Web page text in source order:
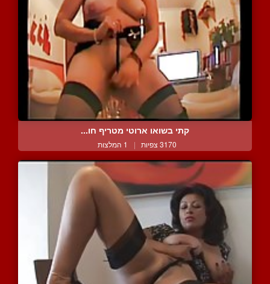
קתי בשואו ארוטי מטריף חו...
3170 צפיות | 1 המלצות